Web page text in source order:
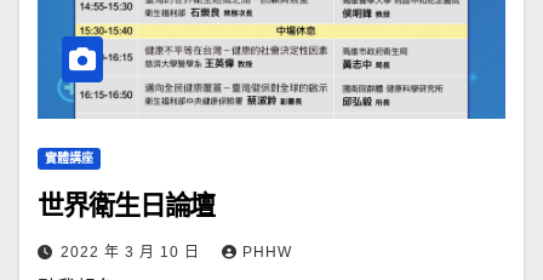
實體講座
世界衛生日論壇
2022 年 3 月 10 日 PHHW